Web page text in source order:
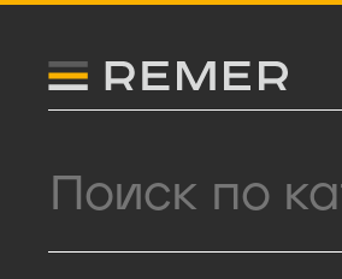
Логитип компании Remer